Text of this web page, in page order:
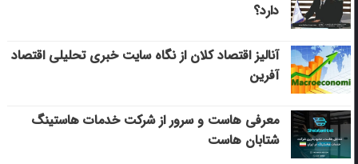
دارد؟
آنالیز اقتصاد کلان از نگاه سایت خبری تحلیلی اقتصاد
آفرین
معرفی هاست و سرور از شرکت خدمات هاستینگ
شتابان هاست